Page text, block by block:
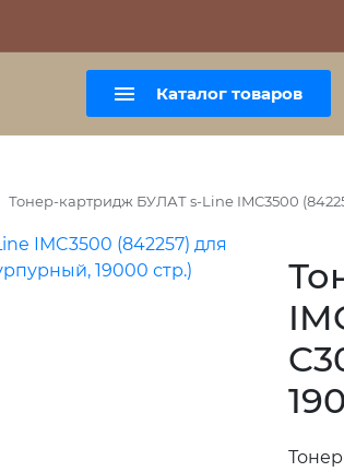
Каталог товаров
Тонер-картридж БУЛАТ s-Line IMC3500